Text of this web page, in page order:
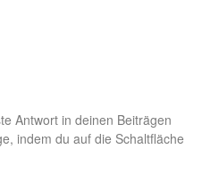
Antwort in deinen Beiträgen
indem du auf die Schaltfläche